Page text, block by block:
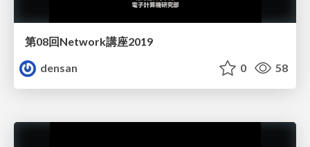
第08回Network講座2019
densan
0 58